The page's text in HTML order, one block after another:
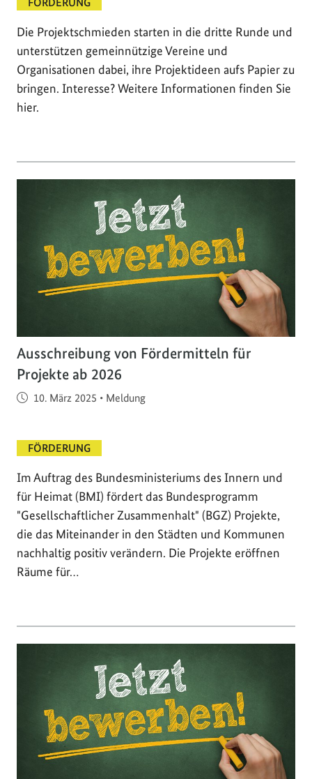
FÖRDERUNG
Die Projektschmieden starten in die dritte Runde und
unterstützen gemeinnützige Vereine und
Organisationen dabei, ihre Projektideen aufs Papier zu
bringen. Interesse? Weitere Informationen finden Sie
hier.
Ausschreibung von Fördermitteln für
Projekte ab 2026
Veröffentlicht am
10. März 2025 • Meldung
FÖRDERUNG
Im Auftrag des Bundesministeriums des Innern und
für Heimat (BMI) fördert das Bundesprogramm
"Gesellschaftlicher Zusammenhalt" (BGZ) Projekte,
die das Miteinander in den Städten und Kommunen
nachhaltig positiv verändern. Die Projekte eröffnen
Räume für…